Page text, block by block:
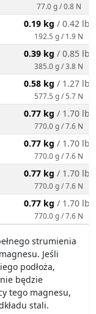
77.0 g / 0.8 N
0.19 kg / 0.42 lbs
192.5 g / 1.9 N
0.39 kg / 0.85 lbs
385.0 g / 3.8 N
0.58 kg / 1.27 lbs
577.5 g / 5.7 N
0.77 kg / 1.70 lbs
770.0 g / 7.6 N
0.77 kg / 1.70 lbs
770.0 g / 7.6 N
0.77 kg / 1.70 lbs
770.0 g / 7.6 N
0.77 kg / 1.70 lbs
770.0 g / 7.6 N
strumienia
Jeśli
podłoża,
będzie
tego magnesu,
stali.